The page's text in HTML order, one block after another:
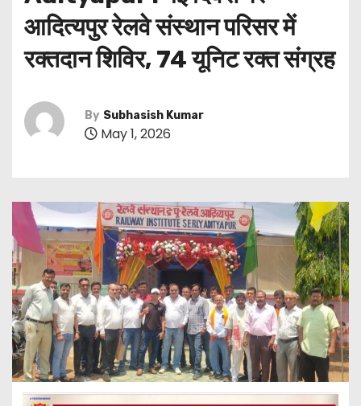
आदित्यपुर रेलवे संस्थान परिसर में
रक्तदान शिविर, 74 यूनिट रक्त संग्रह
By Subhasish Kumar
May 1, 2026